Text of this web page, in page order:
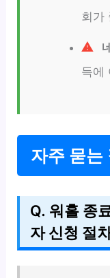
회가
득에
자주 묻는
Q. 워홀 종
자 신청 절